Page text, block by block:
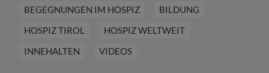
BEGEGNUNGEN IM HOSPIZ
BILDUNG
HOSPIZ TIROL
HOSPIZ WELTWEIT
INNEHALTEN
VIDEOS